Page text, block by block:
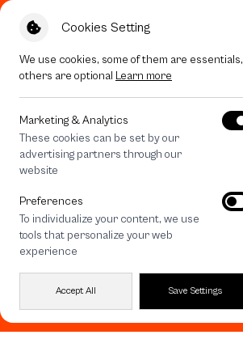
Cookies Setting
We use cookies, some of them are essentials,
others are optional Learn more
Marketing & Analytics
These cookies can be set by our
advertising partners through our
website
Preferences
To individualize your content, we use
tools that personalize your web
experience
Accept All Save Settings
Get 50% off When Shop 1 Item,
Home All Products Quotes
Quotes